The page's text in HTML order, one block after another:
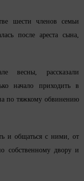
шести членов семьи
после ареста сына,
весны, рассказали
начало приходить в
по тяжкому обвинению
и общаться с ними, от
собственному двору и